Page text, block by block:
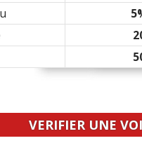
VERIFIER UNE